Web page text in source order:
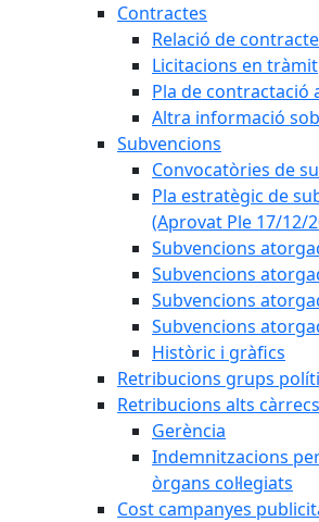
Contractes
Relació de
Licitacions en tràmit
Pla de contractació
Altra informació
Subvencions
Convocatòries de
Pla estratègic de
(Aprovat Ple 17/12/
Subvencions
Subvencions
Subvencions
Subvencions
Històric i gràfics
Retribucions grups
Retribucions alts càrrecs
Gerència
Indemnitzacions
òrgans col·legiats
Cost campanyes